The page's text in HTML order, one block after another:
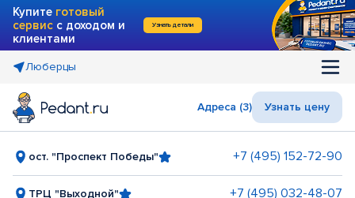
Купите готовый
сервис с доходом и
клиентами
Узнать детали
Люберцы
Адреса (3) Узнать цену
ост. "Проспект Победы" +7 (495) 152-72-90
ТРЦ "Выходной" +7 (495) 032-48-07